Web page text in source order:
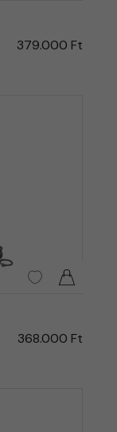
379.000 Ft
368.000 Ft